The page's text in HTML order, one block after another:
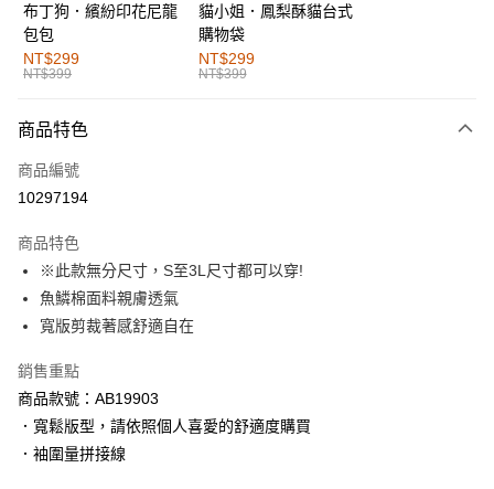
運送方式
全家取貨付款
每筆NT$60，滿NT$1,000(含以上)免運費
付款後全家取貨
萊爾富取貨付款
付款後萊爾富取貨
每筆NT$60，滿NT$1,000(含以上)免運費
7-11取貨付款
每筆NT$60，滿NT$1,000(含以上)免運費
付款後7-11取貨
每筆NT$60，滿NT$1,000(含以上)免運費
布丁狗．繽紛印花尼龍
包包
NT$299
NT$399
貓小姐．鳳梨酥貓台式
購物袋
NT$299
NT$399
商品特色
商品編號
10297194
商品特色
※此款無分尺寸，S至3L尺寸都可以穿!
魚鱗棉面料親膚透氣
寬版剪裁著感舒適自在
銷售重點
商品款號：AB19903
．寬鬆版型，請依照個人喜愛的舒適度購買
．袖圍量拼接線